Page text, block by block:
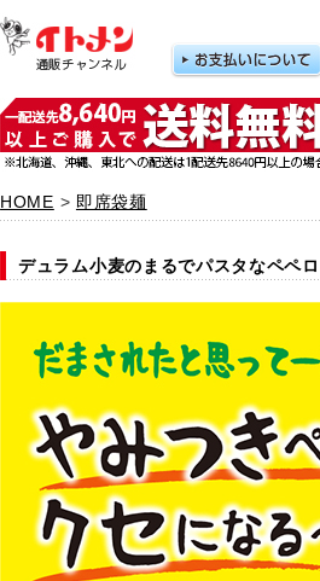
HOME > 即席袋麺
デュラム小麦のまるでパスタなペペ